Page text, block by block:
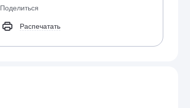
Поделиться
Распечатать